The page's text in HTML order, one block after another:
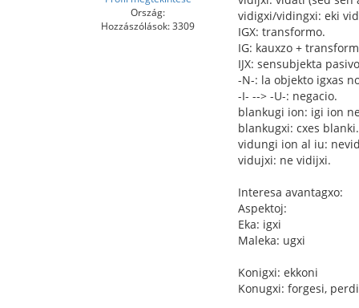
Ország:
Hozzászólások: 3309
vidigxi/vidingxi: eki
IGX: transformo.
IG: kauxzo +
IJX: sensubjekta
-N-: la objekto igxas
-I- --> -U-: negacio.
blankugi ion: igi ion
blankugxi: cxes blanki.
vidungi ion al iu:
vidujxi: ne vidijxi.
Interesa avantagxo:
Aspektoj:
Eka: igxi
Maleka: ugxi
Konigxi: ekkoni
Konugxi: forgesi,